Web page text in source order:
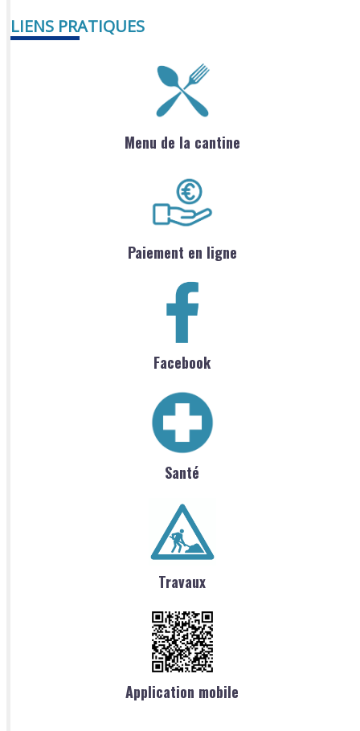
LIENS PRATIQUES
Menu de la cantine
Paiement en ligne
Facebook
Santé
Travaux
Application mobile